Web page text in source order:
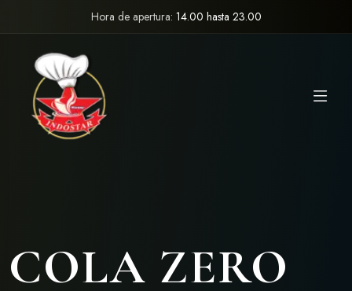
Hora de apertura: 14.00 hasta 23.00
COLA ZERO